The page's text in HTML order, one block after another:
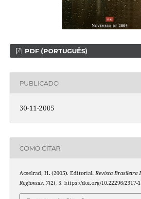
PDF (PORTUGUÊS)
PUBLICADO
30-11-2005
COMO CITAR
Acselrad, H. (2005). Editorial. Revista Brasileira
Regionais, 7(2), 5. https://doi.org/10.22296/2317-